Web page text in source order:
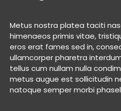
Metus nostra platea taciti
himenaeos primis vitae,
eros erat fames sed in,
ullamcorper pharetra
tellus cum nullam nulla
metus augue est sollicitudin
natoque semper morbi